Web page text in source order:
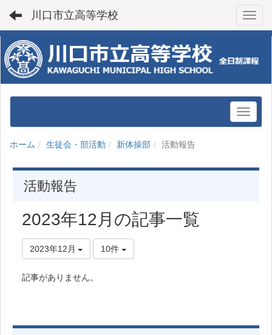
川口市立高等学校
ホーム 生徒会・部活動 新体操部 活動報告
活動報告
2023年12月の記事一覧
2023年12月 10件
記事がありません。